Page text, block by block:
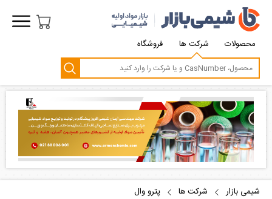
محصولات شرکت ها فروشگاه
شیمی بازار شرکت ها پترو وال